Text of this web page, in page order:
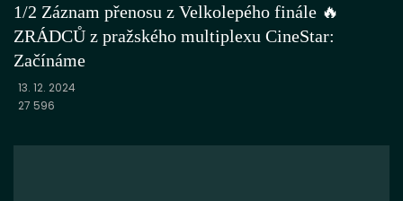
1/2 Záznam přenosu z Velkolepého finále 🔥
ZRÁDCŮ z pražského multiplexu CineStar:
Začínáme
13. 12. 2024
27 596